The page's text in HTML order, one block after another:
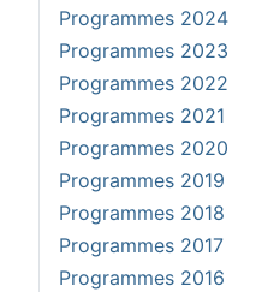
Programmes 2024
Programmes 2023
Programmes 2022
Programmes 2021
Programmes 2020
Programmes 2019
Programmes 2018
Programmes 2017
Programmes 2016